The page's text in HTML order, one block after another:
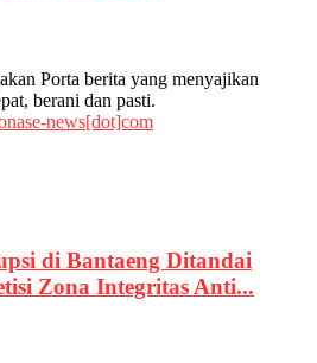
Porta berita yang menyajikan
berani dan pasti.
news[dot]com
di Bantaeng Ditandai
Zona Integritas Anti...